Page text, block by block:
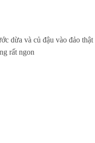
dừa và củ đậu vào đảo thật
rất ngon